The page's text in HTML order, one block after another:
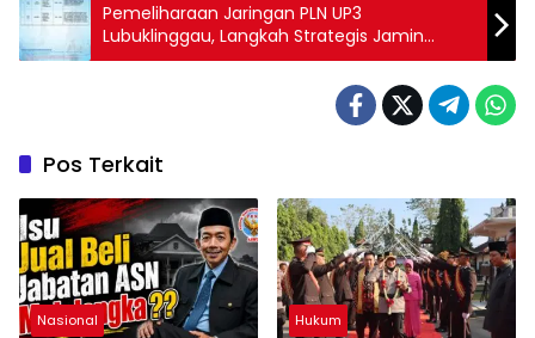
Pemeliharaan Jaringan PLN UP3
Lubuklinggau, Langkah Strategis Jamin
Keandalan Listrik Jangka Panjang
Pos Terkait
Nasional Hukum